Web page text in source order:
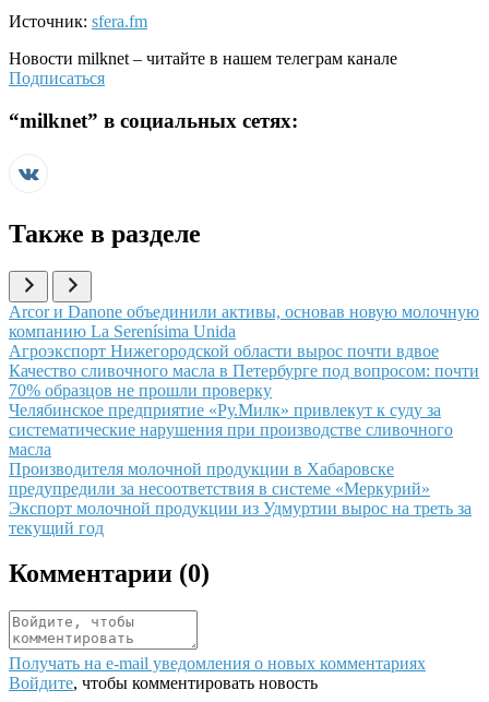
Источник: sfera.fm
Новости milknet – читайте в нашем телеграм канале
Подписаться
“milknet” в социальных сетях:
Также в разделе
Иллюстрация новости
Arcor и Danone объединили активы, основав новую молочную
компанию La Serenísima Unida
Иллюстрация новости
Агроэкспорт Нижегородской области вырос почти вдвое
Иллюстрация новости
Качество сливочного масла в Петербурге под вопросом: почти
70% образцов не прошли проверку
Иллюстрация новости
Челябинское предприятие «Ру.Милк» привлекут к суду за
систематические нарушения при производстве сливочного
масла
Иллюстрация новости
Производителя молочной продукции в Хабаровске
предупредили за несоответствия в системе «Меркурий»
Иллюстрация новости
Экспорт молочной продукции из Удмуртии вырос на треть за
текущий год
Комментарии (0)
Получать на e‑mail уведомления о новых комментариях
Войдите, чтобы комментировать новость